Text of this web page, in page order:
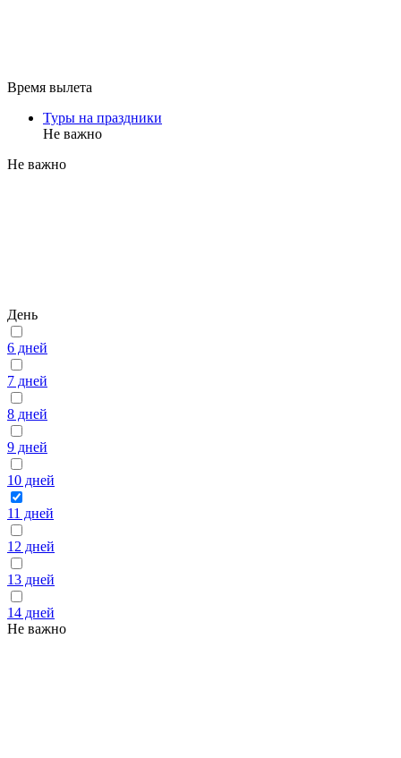
Время вылета
Туры на праздники
Не важно
Не важно
День
6 дней
7 дней
8 дней
9 дней
10 дней
11 дней
12 дней
13 дней
14 дней
Не важно